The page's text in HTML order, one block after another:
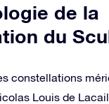
de la
du
constellations
Louis de